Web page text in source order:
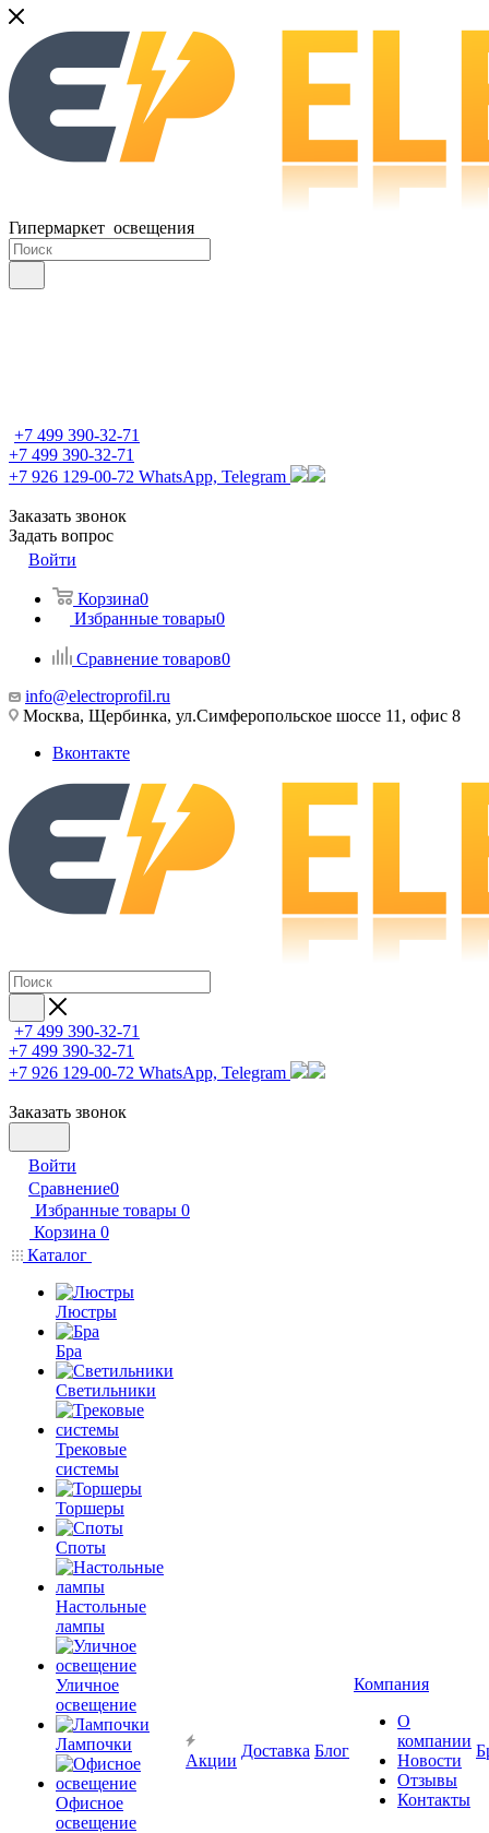
Гипермаркет освещения
+7 499 390-32-71
+7 499 390-32-71
+7 926 129-00-72 WhatsApp, Telegram
Заказать звонок
Задать вопрос
Войти
Корзина0
Избранные товары0
Сравнение товаров0
info@electroprofil.ru
Москва, Щербинка, ул.Симферопольское шоссе 11, офис 8
Вконтакте
+7 499 390-32-71
+7 499 390-32-71
+7 926 129-00-72 WhatsApp, Telegram
Заказать звонок
Войти
Сравнение0
Избранные товары 0
Корзина 0
Каталог
Люстры
Бра
Светильники
Трековые
системы
Торшеры
Споты
Настольные
лампы
Уличное
освещение
Лампочки
Офисное
освещение
Акции
Доставка Блог
Компания
О
компании
Новости
Отзывы
Контакты